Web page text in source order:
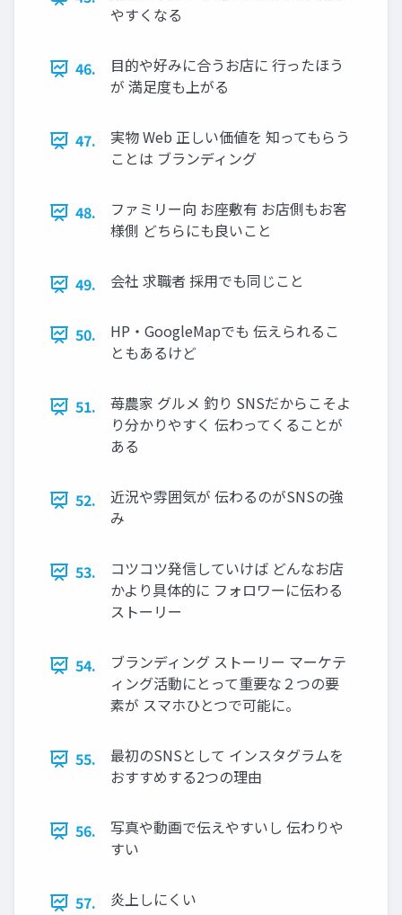
やすくなる
46.
目的や好みに合うお店に 行ったほう
が 満足度も上がる
47.
実物 Web 正しい価値を 知ってもらう
ことは ブランディング
48.
ファミリー向 お座敷有 お店側もお客
様側 どちらにも良いこと
49. 会社 求職者 採用でも同じこと
50.
HP・GoogleMapでも 伝えられるこ
ともあるけど
51.
苺農家 グルメ 釣り SNSだからこそよ
り分かりやすく 伝わってくることが
ある
52.
近況や雰囲気が 伝わるのがSNSの強
み
53.
コツコツ発信していけば どんなお店
かより具体的に フォロワーに伝わる
ストーリー
54.
ブランディング ストーリー マーケテ
ィング活動にとって重要な２つの要
素が スマホひとつで可能に。
55.
最初のSNSとして インスタグラムを
おすすめする2つの理由
56.
写真や動画で伝えやすいし 伝わりや
すい
57. 炎上しにくい